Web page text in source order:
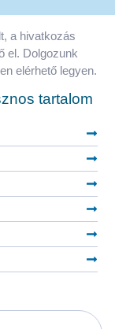
a hivatkozás
el. Dolgozunk
elérhető legyen.
tartalom